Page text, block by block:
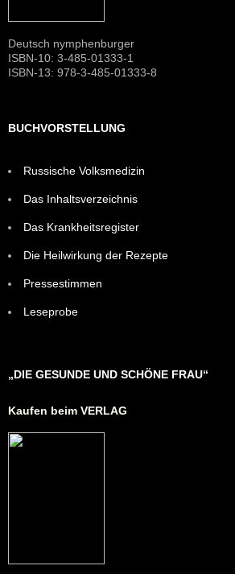
Deutsch nymphenburger
ISBN-10: 3-485-01333-1
ISBN-13: 978-3-485-01333-8
BUCHVORSTELLUNG
Russische Volksmedizin
Das Inhaltsverzeichnis
Das Krankheitsregister
Die Heilwirkung der Rezepte
Pressestimmen
Leseprobe
„DIE GESUNDE UND SCHÖNE FRAU“
Kaufen beim VERLAG